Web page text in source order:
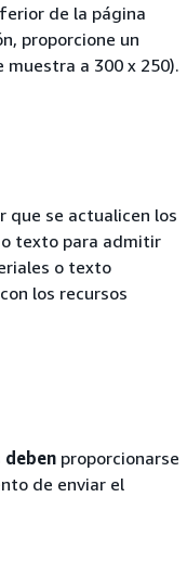
de la página
proporcione un
muestra a 300 x 250).
que se actualicen los
texto para admitir
o texto
los recursos
deben proporcionarse
de enviar el